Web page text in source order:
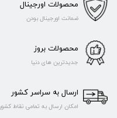
محصولات اورجینال
ضمانت اورجینال بودن
محصولات بروز
جدیدترین های دنیا
ارسال به سراسر کشور
امکان ارسال به تمامی نقاط کشور